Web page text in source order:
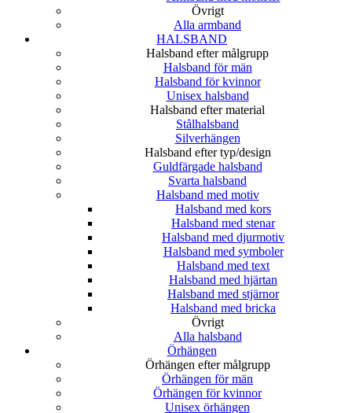
Övrigt
Alla armband
HALSBAND
Halsband efter målgrupp
Halsband för män
Halsband för kvinnor
Unisex halsband
Halsband efter material
Stålhalsband
Silverhängen
Halsband efter typ/design
Guldfärgade halsband
Svarta halsband
Halsband med motiv
Halsband med kors
Halsband med stenar
Halsband med djurmotiv
Halsband med symboler
Halsband med text
Halsband med hjärtan
Halsband med stjärnor
Halsband med bricka
Övrigt
Alla halsband
Örhängen
Örhängen efter målgrupp
Örhängen för män
Örhängen för kvinnor
Unisex örhängen